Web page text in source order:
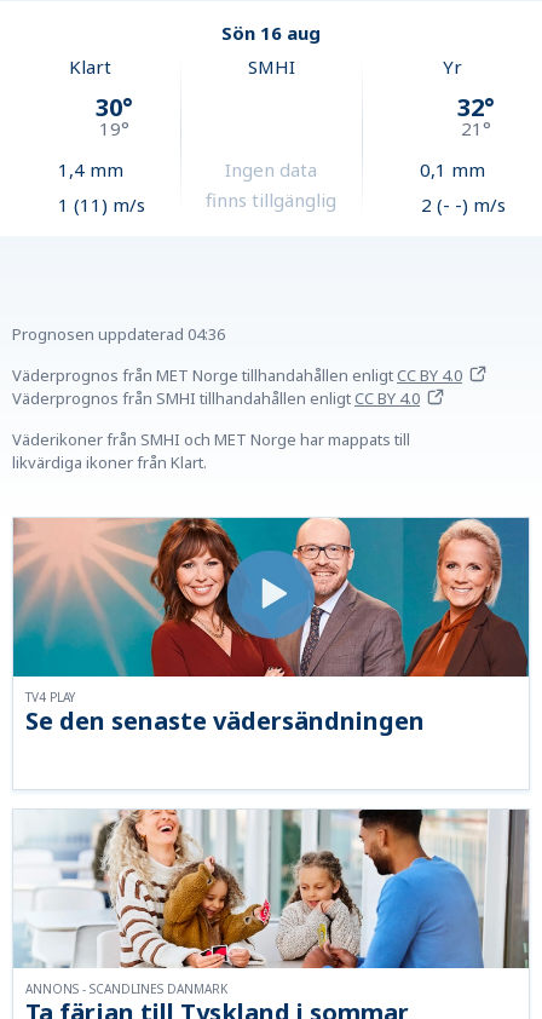
Sön 16 aug
Klart
30°
19°
1,4mm
1 (11) m/s
SMHI
Ingen data
finns tillgänglig
Yr
32°
21°
0,1 mm
2 (- -) m/s
Prognosen uppdaterad 04:36
Väderprognos från MET Norge tillhandahållen enligtCC BY 4.0
Väderprognos från SMHI tillhandahållen enligtCC BY 4.0
Väderikoner från SMHI och MET Norge har mappats till
likvärdiga ikoner från Klart.
Se den senaste vädersändningen
TV4 PLAY
ANNONS - SCANDLINES DANMARK